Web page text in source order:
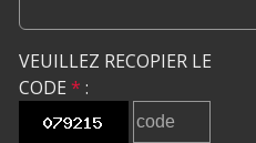
VEUILLEZ RECOPIER LE
CODE * :